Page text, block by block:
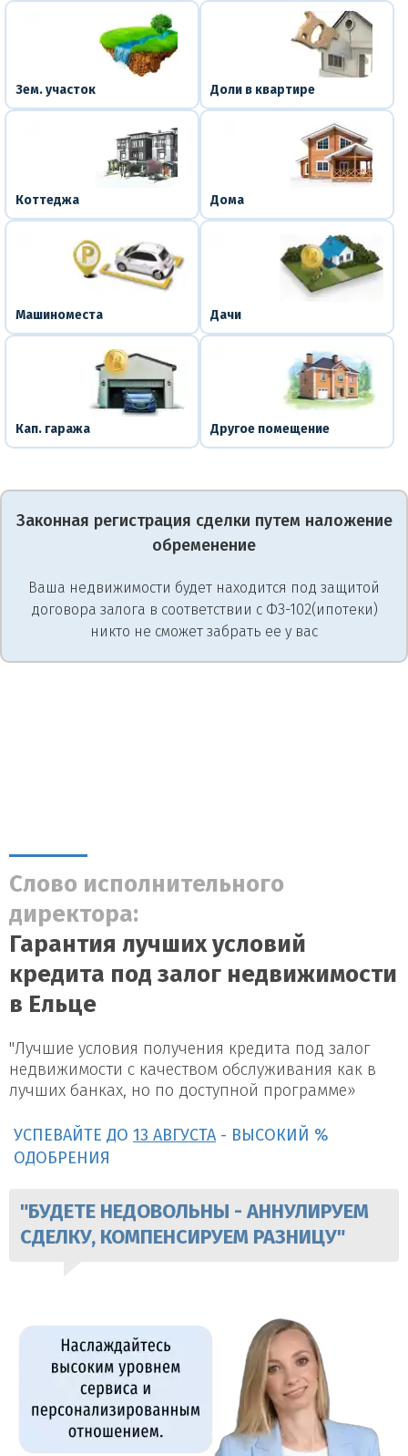
Зем. участок Доли в квартире
Коттеджа Дома
Машиноместа Дачи
Кап. гаража Другое помещение
Законная регистрация сделки путем наложение
обременение
Ваша недвижимости будет находится под защитой
договора залога в соответствии с ФЗ-102(ипотеки)
никто не сможет забрать ее у вас
Слово исполнительного
директора:
Гарантия лучших условий
кредита под залог недвижимости
в Ельце
"Лучшие условия получения кредита под залог
недвижимости с качеством обслуживания как в
лучших банках, но по доступной программе»
УСПЕВАЙТЕ ДО 13 АВГУСТА - ВЫСОКИЙ %
ОДОБРЕНИЯ
"БУДЕТЕ НЕДОВОЛЬНЫ - АННУЛИРУЕМ
СДЕЛКУ, КОМПЕНСИРУЕМ РАЗНИЦУ"